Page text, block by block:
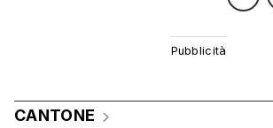
CANTONE